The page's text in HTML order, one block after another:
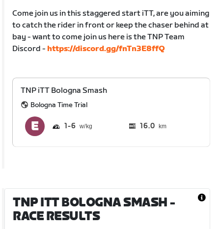
Come join us in this staggered start iTT, are you aiming
to catch the rider in front or keep the chaser behind at
bay - want to come join us here is the TNP Team
Discord - https://discord.gg/fnTn3E8ffQ
TNP iTT Bologna Smash
Bologna Time Trial
1 6 16.0 km
TNP ITT BOLOGNA SMASH -
RACE RESULTS